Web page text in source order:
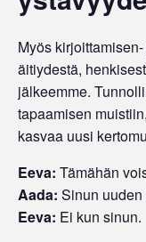
Myös
äitiydestä,
jälkeemme.
tapaamisen
kasvaa uusi
Eeva: Tämähän
Aada: Sinun uuden
Eeva: Ei kun sinun.